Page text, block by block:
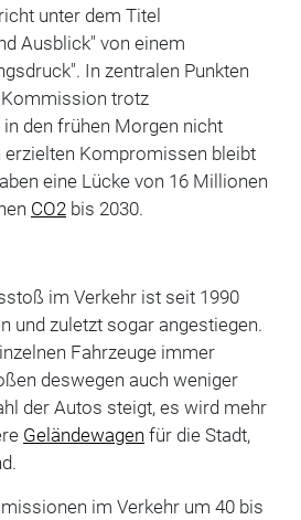
unter dem Titel
Ausblick" von einem
In zentralen Punkten
trotz
den frühen Morgen nicht
erzielten Kompromissen bleibt
eine Lücke von 16 Millionen
CO2 bis 2030.
im Verkehr ist seit 1990
und zuletzt sogar angestiegen.
Fahrzeuge immer
deswegen auch weniger
der Autos steigt, es wird mehr
Geländewagen für die Stadt,
im Verkehr um 40 bis